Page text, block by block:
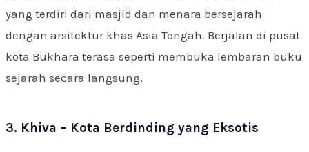
yang terdiri dari masjid dan menara bersejarah
dengan arsitektur khas Asia Tengah. Berjalan di pusat
kota Bukhara terasa seperti membuka lembaran buku
sejarah secara langsung.
3. Khiva – Kota Berdinding yang Eksotis